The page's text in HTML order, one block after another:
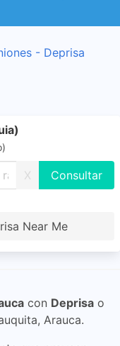
- Deprisa
X
Near Me
con Deprisa o
Arauca.